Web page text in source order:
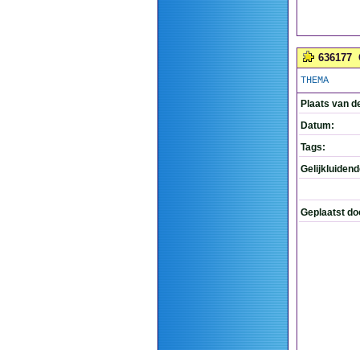
636177
THEMA
Plaats van
Datum:
Tags:
Geplaatst